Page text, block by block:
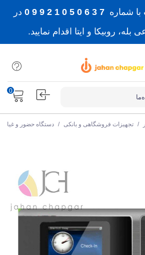
شماره 7 3 6 0 5 0 1 2 9 9 0
در
روبیکا و ایتا اقدام نمایید.
0
/ تجهیزات فروشگاهی و بانکی / دستگاه حضور و غیاب